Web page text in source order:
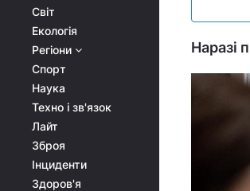
Світ
Екологія
Регіони
Спорт
Наука
Техно і зв'язок
Лайт
Зброя
Інциденти
Здоров'я
Наразі